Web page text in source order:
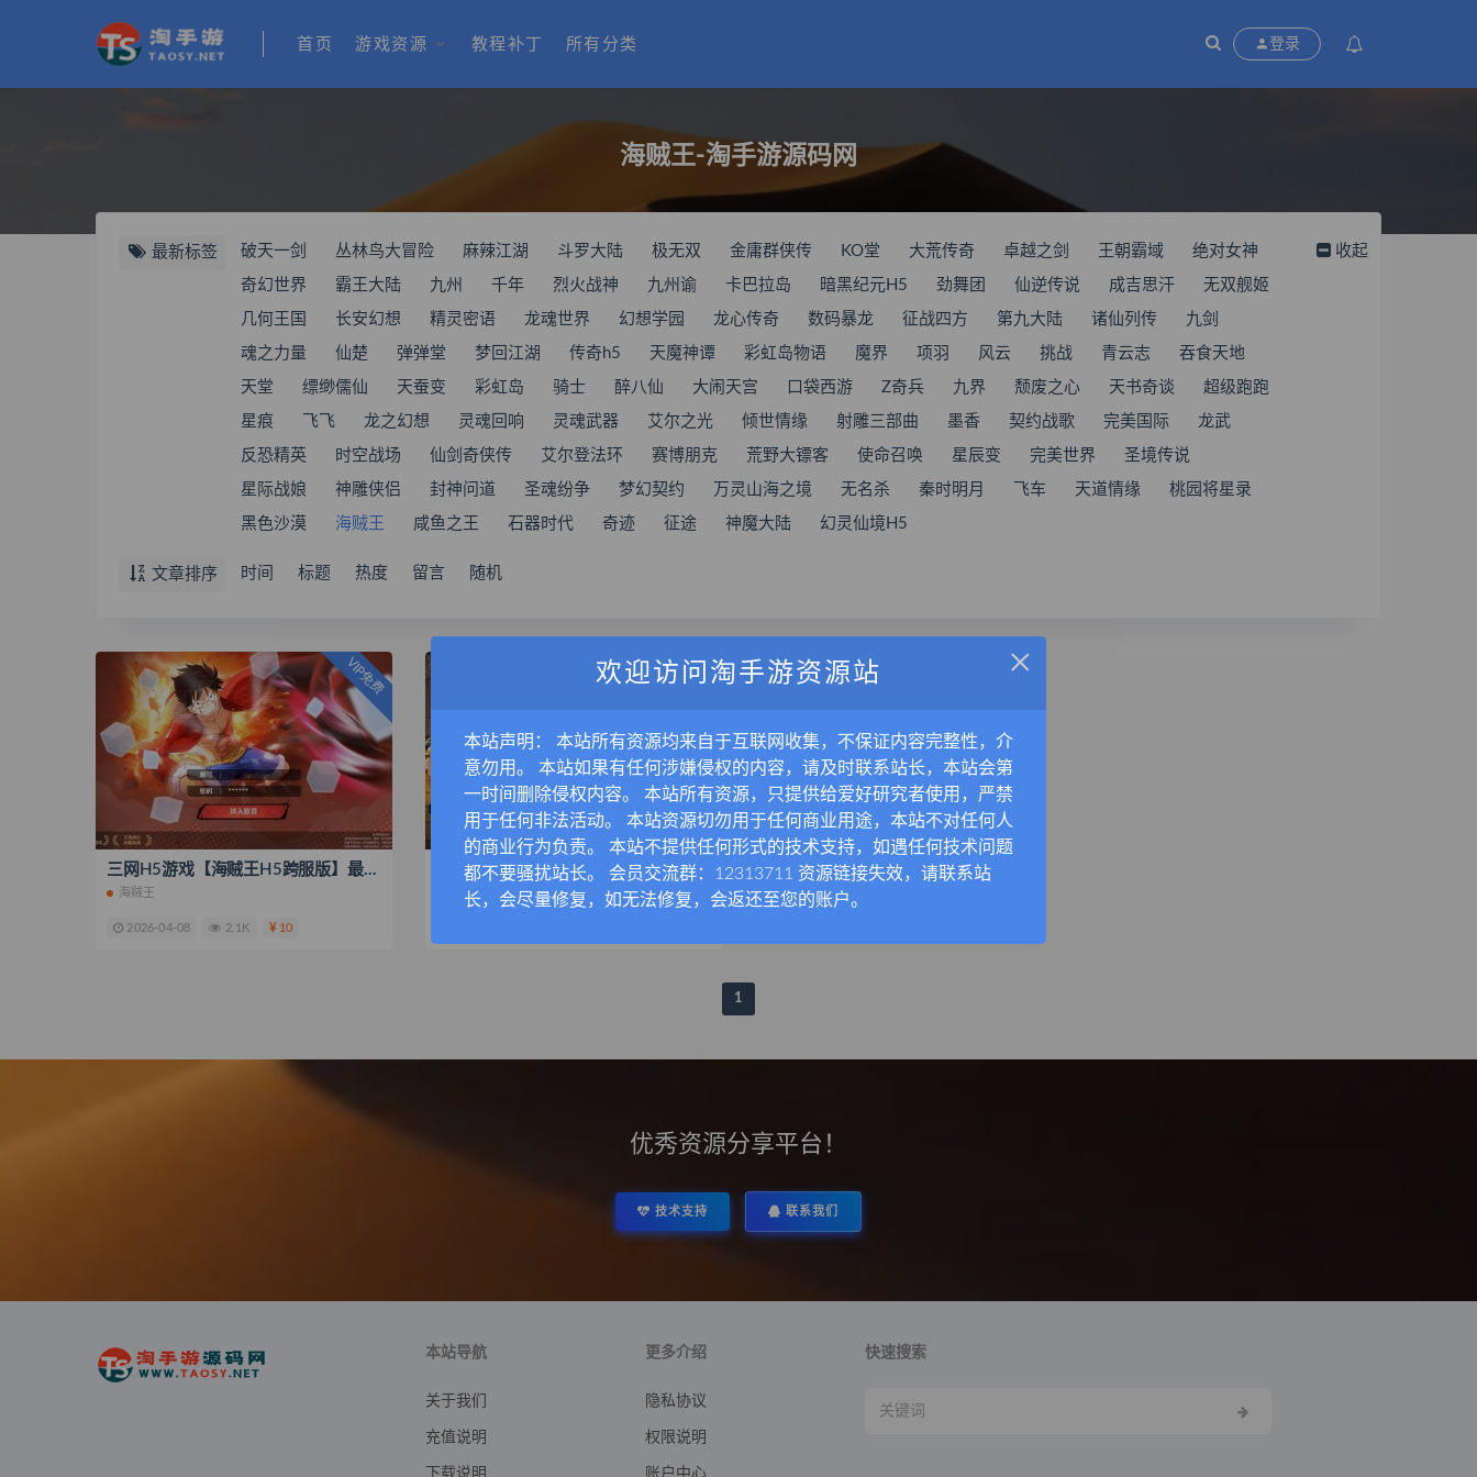
首页 游戏资源 教程补丁 所有分类 登录
海贼王-淘手游源码网
最新标签 破天一剑 丛林鸟大冒险 麻辣江湖 斗罗大陆 极无双 金庸群侠传 KO堂 大荒传奇 卓越之剑 王朝霸域 绝对女神
奇幻世界 霸王大陆 九州 千年 烈火战神 九州谕 卡巴拉岛 暗黑纪元H5 劲舞团 仙逆传说 成吉思汗 无双舰姬
几何王国 长安幻想 精灵密语 龙魂世界 幻想学园 龙心传奇 数码暴龙 征战四方 第九大陆 诸仙列传 九剑
魂之力量 仙楚 弹弹堂 梦回江湖 传奇h5 天魔神谭 彩虹岛物语 魔界 项羽 风云 挑战 青云志 吞食天地
天堂 缥缈儒仙 天蚕变 彩虹岛 骑士 醉八仙 大闹天宫 口袋西游 Z奇兵 九界 颓废之心 天书奇谈 超级跑跑
星痕 飞飞 龙之幻想 灵魂回响 灵魂武器 艾尔之光 倾世情缘 射雕三部曲 墨香 契约战歌 完美国际 龙武
反恐精英 时空战场 仙剑奇侠传 艾尔登法环 赛博朋克 荒野大镖客 使命召唤 星辰变 完美世界 圣境传说
星际战娘 神雕侠侣 封神问道 圣魂纷争 梦幻契约 万灵山海之境 无名杀 秦时明月 飞车 天道情缘 桃园将星录
黑色沙漠 海贼王 咸鱼之王 石器时代 奇迹 征途 神魔大陆 幻灵仙境H5
收起
文章排序 时间 标题 热度 留言 随机
VIP免费
三网H5游戏【海贼王H5跨服版】最新整理Win系服务端+管理后台+GM授权后台+安卓+全套源码+搭建教程
海贼王
2026-04-08 2.1K 10
VIP免费
卡牌回合手游【海贼王之强者之路】最新整理Win系服务端+安卓苹果双端+运营后台+搭建教程
海贼王
1
优秀资源分享平台！
技术支持 联系我们
本站导航
关于我们
充值说明
下载说明
更多介绍
隐私协议
权限说明
账户中心
快速搜索
×
欢迎访问淘手游资源站
本站声明： 本站所有资源均来自于互联网收集，不保证内容完整性，介
意勿用。 本站如果有任何涉嫌侵权的内容，请及时联系站长，本站会第
一时间删除侵权内容。 本站所有资源，只提供给爱好研究者使用，严禁
用于任何非法活动。 本站资源切勿用于任何商业用途，本站不对任何人
的商业行为负责。 本站不提供任何形式的技术支持，如遇任何技术问题
都不要骚扰站长。 会员交流群：12313711 资源链接失效，请联系站
长，会尽量修复，如无法修复，会返还至您的账户。